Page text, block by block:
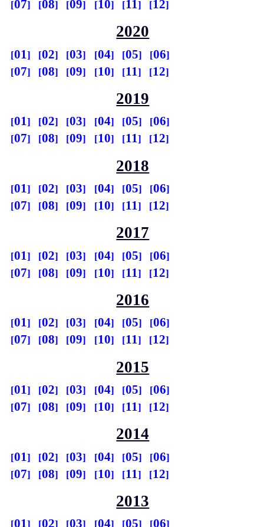
07 08 09 10 11 12
2020
01 02 03 04 05
06
07
08 09 10 11 12
2019
01 02 03 04 05
06
07
08 09 10 11 12
2018
01 02 03 04 05
06
07
08 09 10 11 12
2017
01 02 03 04 05
06
07
08 09 10 11 12
2016
01 02 03 04 05
06
07
08 09 10 11 12
2015
01 02 03 04 05
06
07
08 09 10 11 12
2014
01 02 03 04 05
06
07
08 09 10 11 12
2013
01 02 03 04 05
06